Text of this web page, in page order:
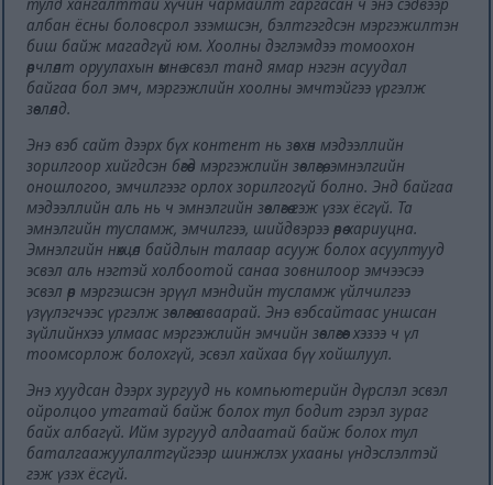
тулд хангалттай хүчин чармайлт гаргасан ч энэ сэдвээр
албан ёсны боловсрол эзэмшсэн, бэлтгэгдсэн мэргэжилтэн
биш байж магадгүй юм. Хоолны дэглэмдээ томоохон
өөрчлөлт оруулахын өмнө эсвэл танд ямар нэгэн асуудал
байгаа бол эмч, мэргэжлийн хоолны эмчтэйгээ үргэлж
зөвлөлд.
Энэ вэб сайт дээрх бүх контент нь зөвхөн мэдээллийн
зорилгоор хийгдсэн бөгөөд мэргэжлийн зөвлөгөө, эмнэлгийн
оношлогоо, эмчилгээг орлох зорилгогүй болно. Энд байгаа
мэдээллийн аль нь ч эмнэлгийн зөвлөгөө гэж үзэх ёсгүй. Та
эмнэлгийн тусламж, эмчилгээ, шийдвэрээ өөрөө хариуцна.
Эмнэлгийн нөхцөл байдлын талаар асууж болох асуултууд
эсвэл аль нэгтэй холбоотой санаа зовнилоор эмчээсээ
эсвэл өөр мэргэшсэн эрүүл мэндийн тусламж үйлчилгээ
үзүүлэгчээс үргэлж зөвлөгөө аваарай. Энэ вэбсайтаас уншсан
зүйлийнхээ улмаас мэргэжлийн эмчийн зөвлөгөөг хэзээ ч үл
тоомсорлож болохгүй, эсвэл хайхаа бүү хойшлуул.
Энэ хуудсан дээрх зургууд нь компьютерийн дүрслэл эсвэл
ойролцоо утгатай байж болох тул бодит гэрэл зураг
байх албагүй. Ийм зургууд алдаатай байж болох тул
баталгаажуулалтгүйгээр шинжлэх ухааны үндэслэлтэй
гэж үзэх ёсгүй.